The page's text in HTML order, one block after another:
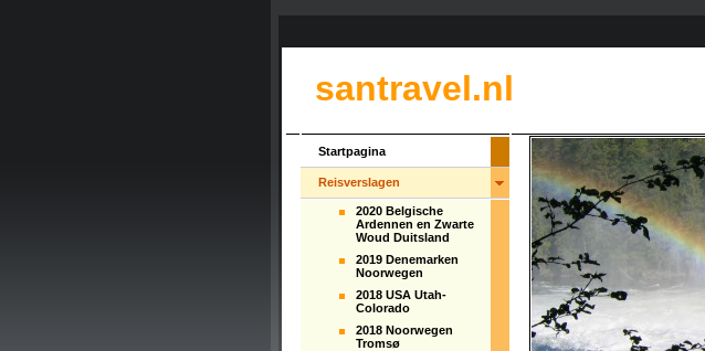
santravel.nl
Startpagina
Reisverslagen
2020 Belgische
Ardennen en Zwarte
Woud Duitsland
2019 Denemarken
Noorwegen
2018 USA Utah-
Colorado
2018 Noorwegen
Tromsø